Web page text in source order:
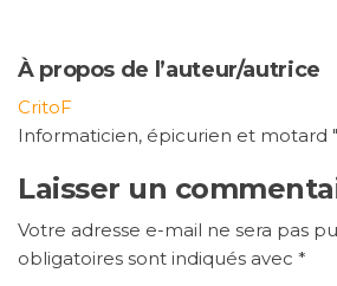
À propos de l’auteur/autrice
CritoF
Informaticien, épicurien et motard
Laisser un
Votre adresse e-mail ne sera pas
obligatoires sont indiqués avec *